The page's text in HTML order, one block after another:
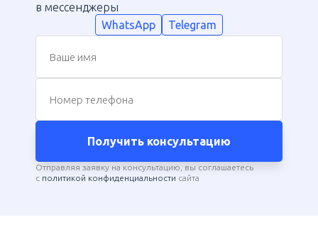
в мессенджеры
WhatsApp
Telegram
Ваше имя
Номер телефона
Получить консультацию
Отправляя заявку на консультацию, вы соглашаетесь
с политикой конфиденциальности сайта